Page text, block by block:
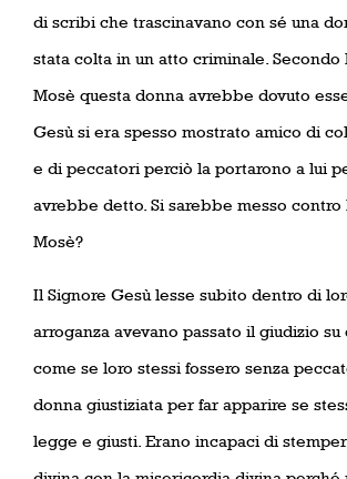
di scribi che trascinavano con sé una
stata colta in un atto criminale. Secondo
Mosè questa donna avrebbe dovuto
Gesù si era spesso mostrato amico di
e di peccatori perciò la portarono a lui
avrebbe detto. Si sarebbe messo contro
Mosè?
Il Signore Gesù lesse subito dentro di
arroganza avevano passato il giudizio su
come se loro stessi fossero senza
donna giustiziata per far apparire se
legge e giusti. Erano incapaci di